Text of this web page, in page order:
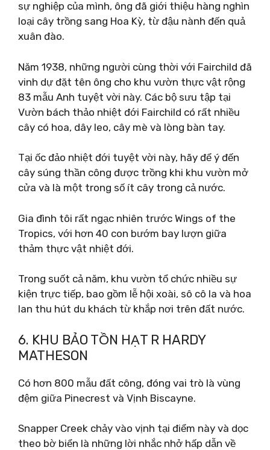
sự nghiệp của mình, ông đã giới thiệu hàng nghìn
loại cây trồng sang Hoa Kỳ, từ đậu nành đến quả
xuân đào.
Năm 1938, những người cùng thời với Fairchild đã
vinh dự đặt tên ông cho khu vườn thực vật rộng
83 mẫu Anh tuyệt vời này. Các bộ sưu tập tại
Vườn bách thảo nhiệt đới Fairchild có rất nhiều
cây có hoa, dây leo, cây mè và lòng bàn tay.
Tại ốc đảo nhiệt đới tuyệt vời này, hãy để ý đến
cây súng thần công được trồng khi khu vườn mở
cửa và là một trong số ít cây trong cả nước.
Gia đình tôi rất ngạc nhiên trước Wings of the
Tropics, với hơn 40 con bướm bay lượn giữa
thảm thực vật nhiệt đới.
Trong suốt cả năm, khu vườn tổ chức nhiều sự
kiện trực tiếp, bao gồm lễ hội xoài, sô cô la và hoa
lan thu hút du khách từ khắp nơi trên đất nước.
6. KHU BẢO TỒN HẠT R HARDY
MATHESON
Có hơn 800 mẫu đất công, đóng vai trò là vùng
đệm giữa Pinecrest và Vịnh Biscayne.
Snapper Creek chảy vào vịnh tại điểm này và dọc
theo bờ biển là những lời nhắc nhở hấp dẫn về